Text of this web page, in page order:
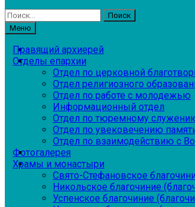
Найти:
Меню
Правящий архиерей
Отделы епархии
Отдел по церковной
Отдел религиозного
Отдел по работе с молодежью
Информационный отдел
Отдел по тюремному
Отдел по увековечению
Отдел по взаимодействию с
Фотогалерея
Храмы и монастыри
Свято-Стефановское
Никольское благочиние
Успенское благочиние